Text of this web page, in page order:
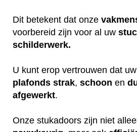
Dit betekent dat onze
voorbereid zijn voor al uw
schilderwerk.
U kunt erop vertrouwen dat uw
plafonds strak, schoon en
afgewerkt.
Onze stukadoors zijn niet